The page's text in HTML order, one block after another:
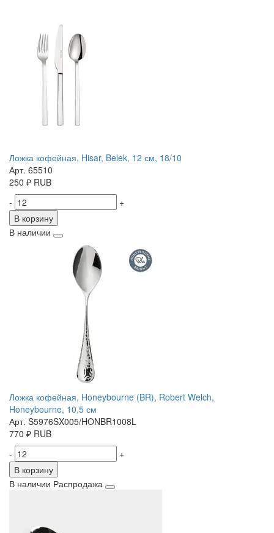
Ложка кофейная, Hisar, Belek, 12 см, 18/10
Арт. 65510
250 ₽ RUB
-
+
В корзину
В наличии
Ложка кофейная, Honeybourne (BR), Robert Welch,
Honeybourne, 10,5 см
Арт. S5976SX005/HONBR1008L
770 ₽ RUB
-
+
В корзину
В наличии Распродажа